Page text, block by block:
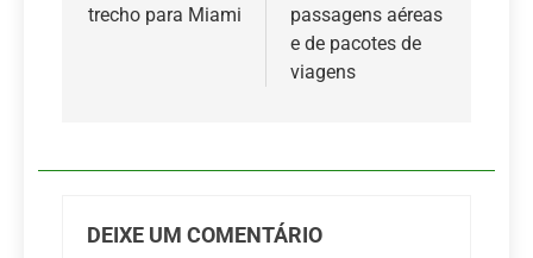
trecho para Miami
passagens aéreas
e de pacotes de
viagens
DEIXE UM COMENTÁRIO